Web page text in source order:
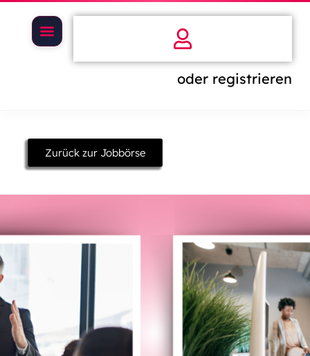
oder registrieren
Zurück zur Jobbörse